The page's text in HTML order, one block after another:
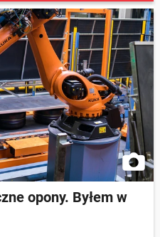
opony. Byłem w